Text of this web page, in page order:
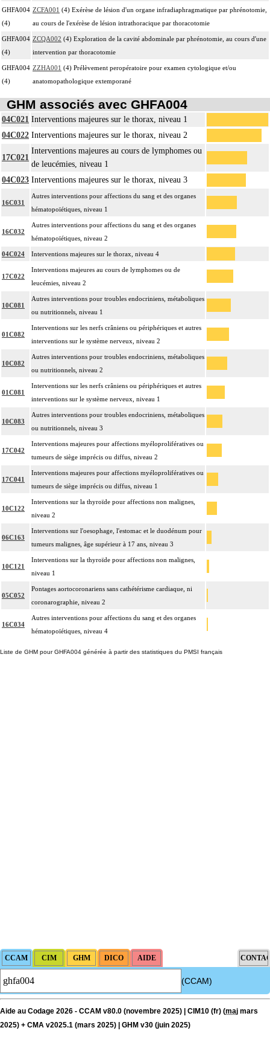
GHFA004
(4)
ZCFA001 (4) Exérèse de lésion d'un organe infradiaphragmatique par phrénotomie,
au cours de l'exérèse de lésion intrathoracique par thoracotomie
GHFA004
(4)
ZCQA002 (4) Exploration de la cavité abdominale par phrénotomie, au cours d'une
intervention par thoracotomie
GHFA004
(4)
ZZHA001 (4) Prélèvement peropératoire pour examen cytologique et/ou
anatomopathologique extemporané
GHM associés avec GHFA004
04C021 Interventions majeures sur le thorax, niveau 1
04C022 Interventions majeures sur le thorax, niveau 2
17C021
Interventions majeures au cours de lymphomes ou
de leucémies, niveau 1
04C023 Interventions majeures sur le thorax, niveau 3
16C031
Autres interventions pour affections du sang et des organes
hématopoïétiques, niveau 1
16C032
Autres interventions pour affections du sang et des organes
hématopoïétiques, niveau 2
04C024 Interventions majeures sur le thorax, niveau 4
17C022
Interventions majeures au cours de lymphomes ou de
leucémies, niveau 2
10C081
Autres interventions pour troubles endocriniens, métaboliques
ou nutritionnels, niveau 1
01C082
Interventions sur les nerfs crâniens ou périphériques et autres
interventions sur le système nerveux, niveau 2
10C082
Autres interventions pour troubles endocriniens, métaboliques
ou nutritionnels, niveau 2
01C081
Interventions sur les nerfs crâniens ou périphériques et autres
interventions sur le système nerveux, niveau 1
10C083
Autres interventions pour troubles endocriniens, métaboliques
ou nutritionnels, niveau 3
17C042
Interventions majeures pour affections myéloprolifératives ou
tumeurs de siège imprécis ou diffus, niveau 2
17C041
Interventions majeures pour affections myéloprolifératives ou
tumeurs de siège imprécis ou diffus, niveau 1
10C122
Interventions sur la thyroïde pour affections non malignes,
niveau 2
06C163
Interventions sur l'oesophage, l'estomac et le duodénum pour
tumeurs malignes, âge supérieur à 17 ans, niveau 3
10C121
Interventions sur la thyroïde pour affections non malignes,
niveau 1
05C052
Pontages aortocoronariens sans cathétérisme cardiaque, ni
coronarographie, niveau 2
16C034
Autres interventions pour affections du sang et des organes
hématopoïétiques, niveau 4
Liste de GHM pour GHFA004 générée à partir des statistiques du PMSI français
(CCAM)
Aide au Codage 2026 - CCAM v80.0 (novembre 2025) | CIM10 (fr) (maj mars
2025) + CMA v2025.1 (mars 2025) | GHM v30 (juin 2025)